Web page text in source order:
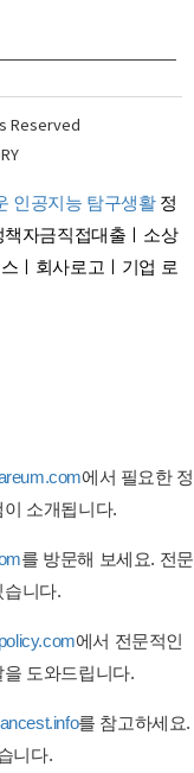
Reserved
인공지능 탐구생활 정
자금직접대출ㅣ소상
ㅣ회사로고ㅣ기업 로
에서 필요한 정
소개됩니다.
를 방문해 보세요. 전문
습니다.
에서 전문적인
도와드립니다.
를 참고하세요.
니다.